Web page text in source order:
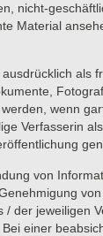
nicht-
Material
als
wenn
Verfasserin
von
/ der jeweiligen
einer